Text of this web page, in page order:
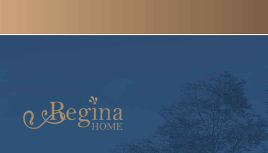
Casino
—
Choisir
Lizaro